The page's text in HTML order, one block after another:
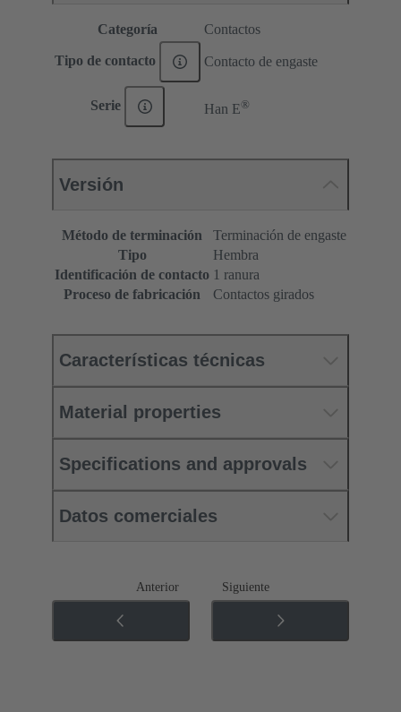
Categoría Contactos
Tipo de contacto Contacto de engaste
Serie Han E®
Versión
Método de terminación
Terminación de engaste
Tipo
Hembra
Identificación de contacto 1 ranura
Proceso de fabricación
Contactos girados
Características técnicas
Material properties
Specifications and approvals
Datos comerciales
Anterior Siguiente